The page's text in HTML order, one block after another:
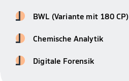
BWL (Variante mit 180 CP)
Chemische Analytik
Digitale Forensik